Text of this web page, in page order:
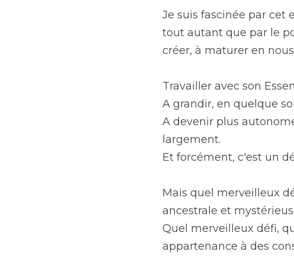
Je suis fascinée par cet
tout autant que par le
créer, à maturer en
Travailler avec son
A grandir, en quelque
A devenir plus
largement.
Et forcément, c'est un
Mais quel merveilleux
ancestrale et
Quel merveilleux défi,
appartenance à des